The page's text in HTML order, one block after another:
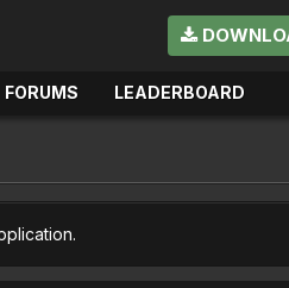
FORUMS LEADERBOARD